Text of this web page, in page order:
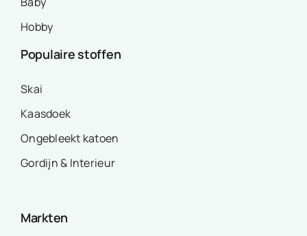
Hobby
Populaire stoffen
Skai
Kaasdoek
Ongebleekt katoen
Gordijn & Interieur
Markten